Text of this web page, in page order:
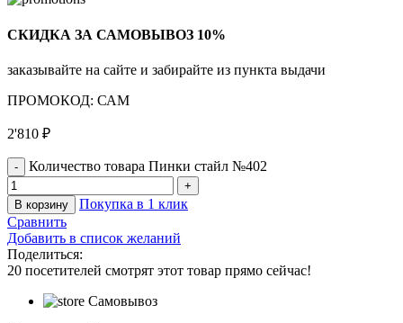
СКИДКА ЗА САМОВЫВОЗ 10%
заказывайте на сайте и забирайте из пункта выдачи
ПРОМОКОД: САМ
2'810 ₽
Количество товара Пинки стайл №402
В корзину
Покупка в 1 клик
Сравнить
Добавить в список желаний
Поделиться:
20 посетителей смотрят этот товар прямо сейчас!
Самовывоз